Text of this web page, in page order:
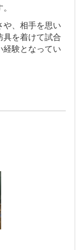
、相手を思い
を着けて試合
経験となってい